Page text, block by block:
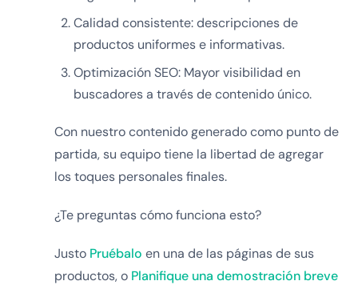
Calidad consistente: descripciones de
productos uniformes e informativas.
Optimización SEO: Mayor visibilidad en
buscadores a través de contenido único.
Con nuestro contenido generado como punto de
partida, su equipo tiene la libertad de agregar
los toques personales finales.
¿Te preguntas cómo funciona esto?
Justo Pruébalo en una de las páginas de sus
productos, o Planifique una demostración breve